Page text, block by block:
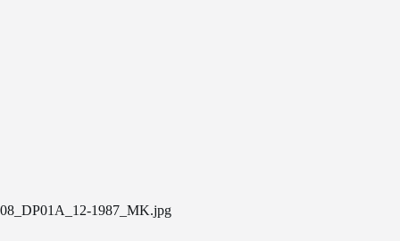
08_DP01A_12-1987_MK.jpg